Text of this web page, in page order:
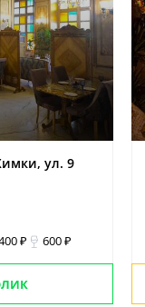
ул. 9
₽ 600 ₽